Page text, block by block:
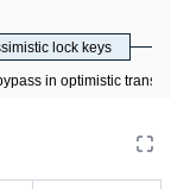
lock keys
in optimistic